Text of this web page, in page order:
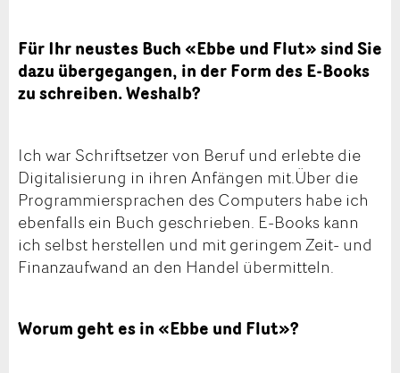
Für Ihr neustes Buch «Ebbe und Flut» sind Sie
dazu übergegangen, in der Form des E-Books
zu schreiben. Weshalb?
Ich war Schriftsetzer von Beruf und erlebte die
Digitalisierung in ihren Anfängen mit.Über die
Programmiersprachen des Computers habe ich
ebenfalls ein Buch geschrieben. E-Books kann
ich selbst herstellen und mit geringem Zeit- und
Finanzaufwand an den Handel übermitteln.
Worum geht es in «Ebbe und Flut»?